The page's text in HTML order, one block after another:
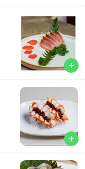
add
add